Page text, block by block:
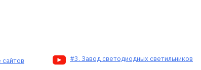
#3. Завод светодиодных светильников